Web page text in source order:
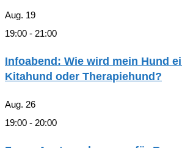
Aug. 19
19:00 - 21:00
Infoabend: Wie wird mein Hund
Kitahund oder Therapiehund?
Aug. 26
19:00 - 20:00